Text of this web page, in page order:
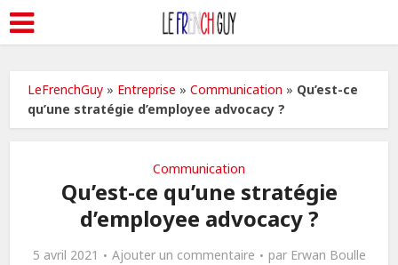
LeFrenchGuy » Entreprise »Communication » Qu’est-ce
qu’une stratégie d’employee advocacy ?
Communication
Qu’est-ce qu’une stratégie
d’employee advocacy ?
5 avril 2021 Ajouter un commentaire par Erwan Boulle